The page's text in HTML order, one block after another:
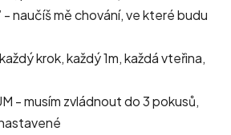
- naučíš mě chování, ve které budu
krok, každý 1m, každá vteřina,
- musím zvládnout do 3 pokusů,